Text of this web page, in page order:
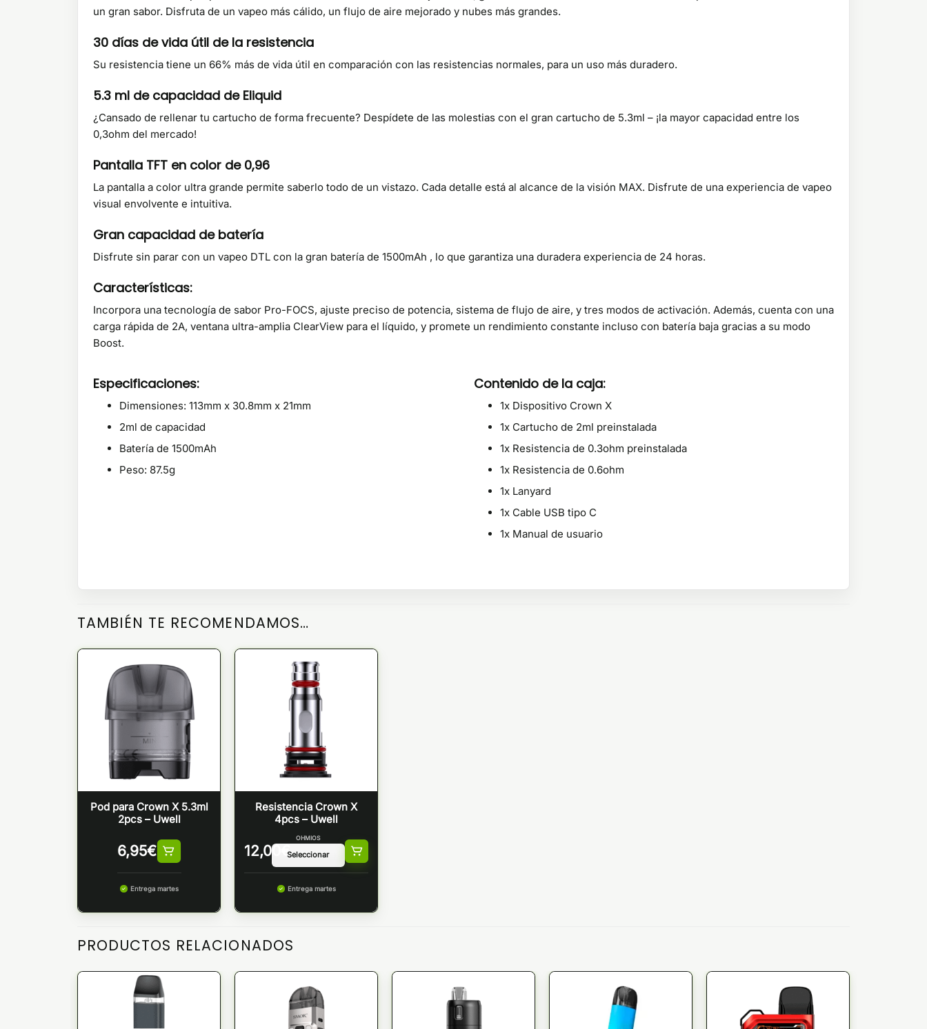
un gran sabor. Disfruta de un vapeo más cálido, un flujo de aire mejorado y nubes más grandes.
30 días de vida útil de la resistencia
Su resistencia tiene un 66% más de vida útil en comparación con las resistencias normales, para un uso más duradero.
5.3 ml de capacidad de Eliquid
¿Cansado de rellenar tu cartucho de forma frecuente? Despídete de las molestias con el gran cartucho de 5.3ml – ¡la mayor capacidad entre los
0,3ohm del mercado!
Pantalla TFT en color de 0,96
La pantalla a color ultra grande permite saberlo todo de un vistazo. Cada detalle está al alcance de la visión MAX. Disfrute de una experiencia de vapeo
visual envolvente e intuitiva.
Gran capacidad de batería
Disfrute sin parar con un vapeo DTL con la gran batería de 1500mAh , lo que garantiza una duradera experiencia de 24 horas.
Características:
Incorpora una tecnología de sabor Pro-FOCS, ajuste preciso de potencia, sistema de flujo de aire, y tres modos de activación. Además, cuenta con una
carga rápida de 2A, ventana ultra-amplia ClearView para el líquido, y promete un rendimiento constante incluso con batería baja gracias a su modo
Boost.
Especificaciones:
Dimensiones: 113mm x 30.8mm x 21mm
2ml de capacidad
Batería de 1500mAh
Peso: 87.5g
Contenido de la caja:
1x Dispositivo Crown X
1x Cartucho de 2ml preinstalada
1x Resistencia de 0.3ohm preinstalada
1x Resistencia de 0.6ohm
1x Lanyard
1x Cable USB tipo C
1x Manual de usuario
TAMBIÉN TE RECOMENDAMOS…
Pod para Crown X 5.3ml
2pcs – Uwell
6,95€
Entrega martes
Resistencia Crown X
4pcs – Uwell
12,00 €
OHMIOS
Entrega martes
PRODUCTOS RELACIONADOS